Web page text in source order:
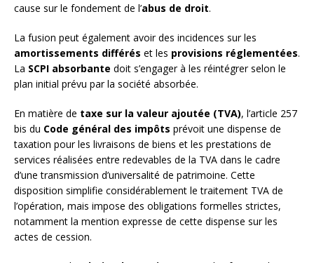
cause sur le fondement de l’abus de droit.
La fusion peut également avoir des incidences sur les
amortissements différés et les provisions réglementées.
La SCPI absorbante doit s’engager à les réintégrer selon le
plan initial prévu par la société absorbée.
En matière de taxe sur la valeur ajoutée (TVA), l’article 257
bis du Code général des impôts prévoit une dispense de
taxation pour les livraisons de biens et les prestations de
services réalisées entre redevables de la TVA dans le cadre
d’une transmission d’universalité de patrimoine. Cette
disposition simplifie considérablement le traitement TVA de
l’opération, mais impose des obligations formelles strictes,
notamment la mention expresse de cette dispense sur les
actes de cession.